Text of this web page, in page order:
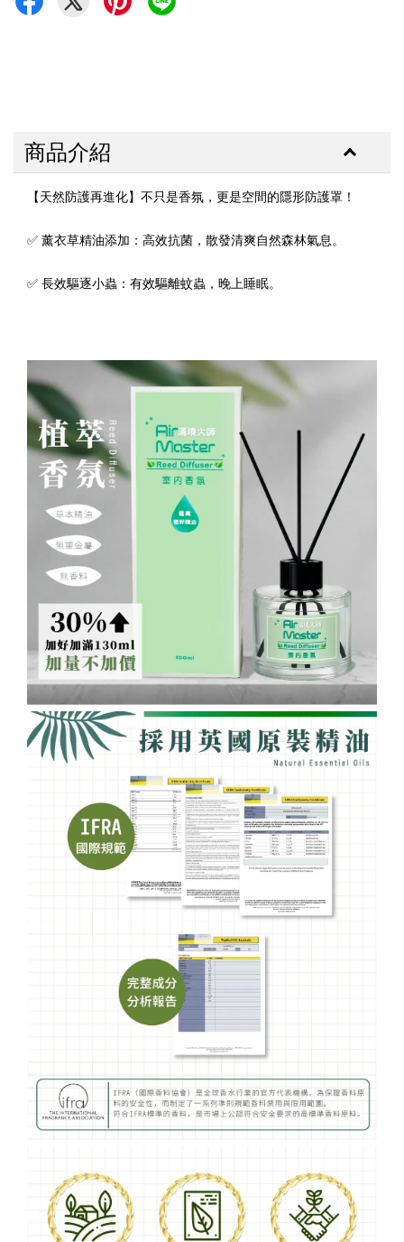
商品介紹
【天然防護再進化】不只是香氛，更是空間的隱形防護罩！
✅ 薰衣草精油添加：高效抗菌，散發清爽自然森林氣息。
✅ 長效驅逐小蟲：有效驅離蚊蟲，晚上睡眠。